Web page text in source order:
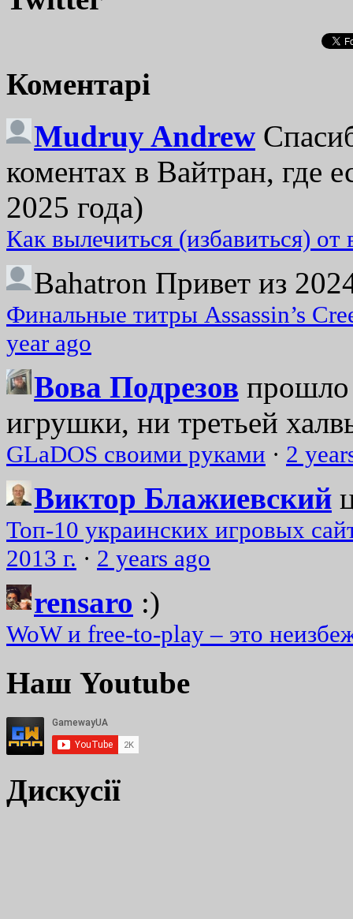
Коментарі
Mudruy Andrew
коментах в Вайтран, где
2025 года)
Как вылечиться (избавиться)
Bahatron Привет из
Финальные титры Assassin’s
year ago
Вова Подрезов прошло
игрушки, ни третьей
GLaDOS своими руками · 2
Виктор Блажиевский
Топ-10 украинских игровых
2013 г. · 2 years ago
rensaro :)
WoW и free-to-play – это
Наш Youtube
Дискусії